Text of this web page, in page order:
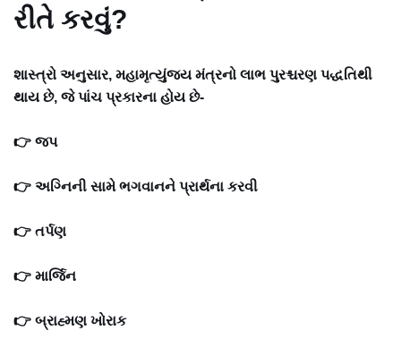
રીતે કરવું?
શાસ્ત્રો અનુસાર, મહામૃત્યુંજય મંત્રનો લાભ પુરશ્ચરણ પદ્ધતિથી
થાય છે, જે પાંચ પ્રકારના હોય છે-
👉 જપ
👉 અગ્નિની સામે ભગવાનને પ્રાર્થના કરવી
👉 તર્પણ
👉 માર્જિન
👉 બ્રાહ્મણ ખોરાક